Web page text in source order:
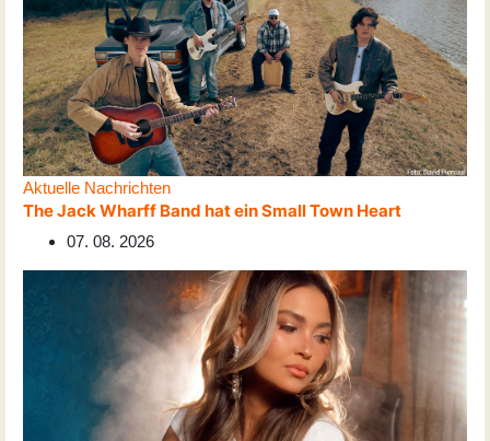
Aktuelle Nachrichten
The Jack Wharff Band hat ein Small Town Heart
07. 08. 2026